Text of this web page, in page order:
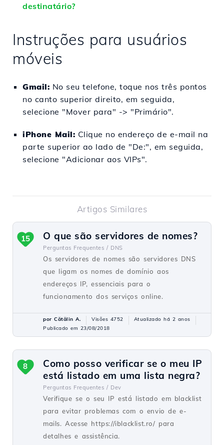
destinatário?
Instruções para usuários
móveis
Gmail: No seu telefone, toque nos três pontos
no canto superior direito, em seguida,
selecione "Mover para" -> "Primário".
iPhone Mail: Clique no endereço de e-mail na
parte superior ao lado de "De:", em seguida,
selecione "Adicionar aos VIPs".
Artigos Similares
O que são servidores de nomes?
Perguntas Frequentes / DNS
Os servidores de nomes são servidores DNS
que ligam os nomes de domínio aos
endereços IP, essenciais para o
funcionamento dos serviços online.
15
por Cătălin A. Visões 4752
Atualizado há 2 anos
Publicado em 23/08/2018
Como posso verificar se o meu IP
está listado em uma lista negra?
Perguntas Frequentes / Dev
Verifique se o seu IP está listado em blacklist
para evitar problemas com o envio de e-
mails. Acesse https://iblacklist.ro/ para
detalhes e assistência.
8